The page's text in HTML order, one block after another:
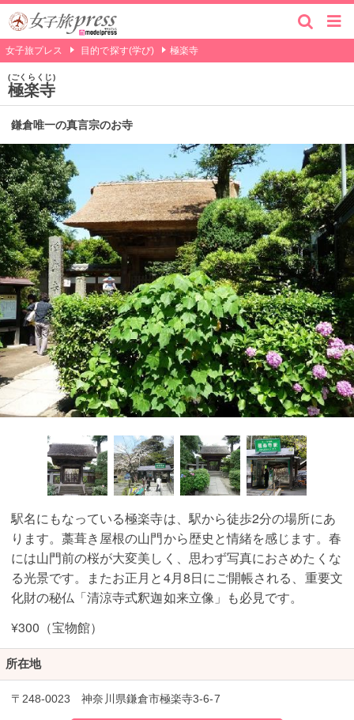
女子旅プレス 目的で探す(学び) 極楽寺
極楽寺
ごくらくじ
鎌倉唯一の真言宗のお寺
駅名にもなっている極楽寺は、駅から徒歩2分の場所にあ
ります。藁葺き屋根の山門から歴史と情緒を感じます。春
には山門前の桜が大変美しく、思わず写真におさめたくな
る光景です。またお正月と4月8日にご開帳される、重要文
化財の秘仏「清涼寺式釈迦如来立像」も必見です。
¥300（宝物館）
所在地
〒248-0023 神奈川県鎌倉市極楽寺3-6-7